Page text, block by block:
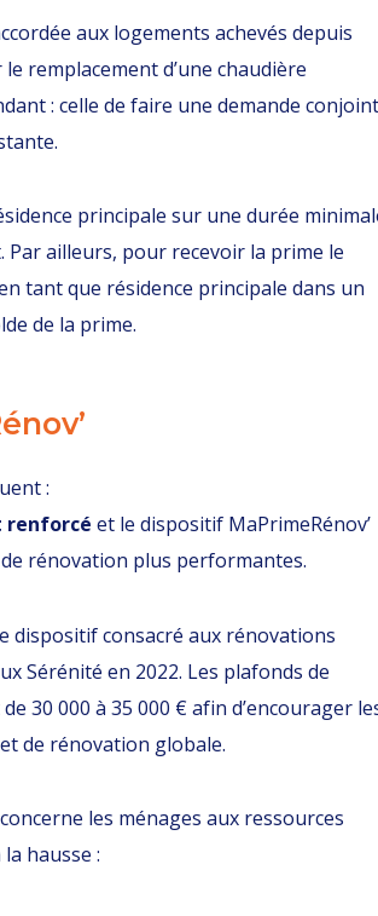
aux logements achevés depuis
remplacement d’une chaudière
: celle de faire une demande
principale sur une durée
ailleurs, pour recevoir la prime le
tant que résidence principale dans un
de la prime.
:
renforcé et le dispositif MaPrimeRénov’
rénovation plus performantes.
dispositif consacré aux rénovations
Sérénité en 2022. Les plafonds de
30 000 à 35 000 € afin d’encourager
de rénovation globale.
les ménages aux ressources
hausse :